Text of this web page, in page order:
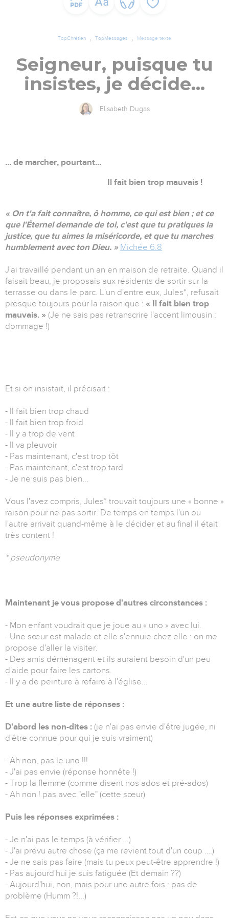
TopChrétien TopMessages Message texte
Seigneur, puisque tu
insistes, je décide...
Elisabeth Dugas
... de marcher, pourtant...
Il fait bien trop mauvais !
« On t'a fait connaître, ô homme, ce qui est bien ; et ce
que l'Éternel demande de toi, c'est que tu pratiques la
justice, que tu aimes la miséricorde, et que tu marches
humblement avec ton Dieu. » Michée 6.8
J'ai travaillé pendant un an en maison de retraite. Quand il
faisait beau, je proposais aux résidents de sortir sur la
terrasse ou dans le parc. L'un d'entre eux, Jules*, refusait
presque toujours pour la raison que : « Il fait bien trop
mauvais. » (Je ne sais pas retranscrire l'accent limousin :
dommage !)
Et si on insistait, il précisait :
- Il fait bien trop chaud
- Il fait bien trop froid
- Il y a trop de vent
- Il va pleuvoir
- Pas maintenant, c'est trop tôt
- Pas maintenant, c'est trop tard
- Je ne suis pas bien...
Vous l'avez compris, Jules* trouvait toujours une « bonne »
raison pour ne pas sortir. De temps en temps l'un ou
l'autre arrivait quand-même à le décider et au final il était
très content !
* pseudonyme
Maintenant je vous propose d'autres circonstances :
- Mon enfant voudrait que je joue au « uno » avec lui.
- Une sœur est malade et elle s'ennuie chez elle : on me
propose d'aller la visiter.
- Des amis déménagent et ils auraient besoin d'un peu
d'aide pour faire les cartons.
- Il y a de peinture à refaire à l'église…
Et une autre liste de réponses :
D'abord les non-dites : (je n'ai pas envie d'être jugée, ni
d'être connue pour qui je suis vraiment)
- Ah non, pas le uno !!!
- J'ai pas envie (réponse honnête !)
- Trop la flemme (comme disent nos ados et pré-ados)
- Ah non ! pas avec "elle" (cette sœur)
Puis les réponses exprimées :
- Je n'ai pas le temps (à vérifier ...)
- J'ai prévu autre chose (ça me revient tout d'un coup ….)
- Je ne sais pas faire (mais tu peux peut-être apprendre !)
- Pas aujourd'hui je suis fatiguée (Et demain ??)
- Aujourd'hui, non, mais pour une autre fois : pas de
problème (Humm ?!...)